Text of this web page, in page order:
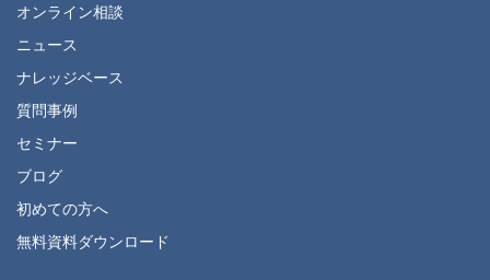
オンライン相談
ニュース
ナレッジベース
質問事例
セミナー
ブログ
初めての方へ
無料資料ダウンロード